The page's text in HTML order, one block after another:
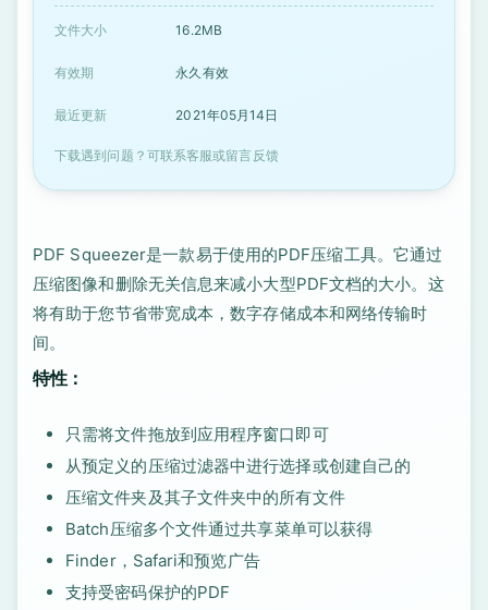
文件大小 16.2MB
有效期 永久有效
最近更新 2021年05月14日
下载遇到问题？可联系客服或留言反馈
PDF Squeezer是一款易于使用的PDF压缩工具。它通过
压缩图像和删除无关信息来减小大型PDF文档的大小。这
将有助于您节省带宽成本，数字存储成本和网络传输时
间。
特性：
只需将文件拖放到应用程序窗口即可
从预定义的压缩过滤器中进行选择或创建自己的
压缩文件夹及其子文件夹中的所有文件
Batch压缩多个文件通过共享菜单可以获得
Finder，Safari和预览广告
支持受密码保护的PDF